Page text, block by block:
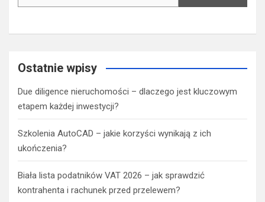
Ostatnie wpisy
Due diligence nieruchomości – dlaczego jest kluczowym
etapem każdej inwestycji?
Szkolenia AutoCAD – jakie korzyści wynikają z ich
ukończenia?
Biała lista podatników VAT 2026 – jak sprawdzić
kontrahenta i rachunek przed przelewem?